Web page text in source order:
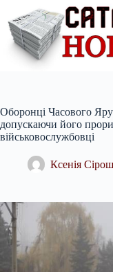
вмісту
Оборонці Часового
допускаючи його
військовослужбовці
Ксенія